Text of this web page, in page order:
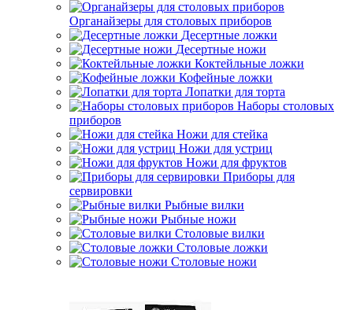
Органайзеры для столовых приборов
Десертные ложки
Десертные ножи
Коктейльные ложки
Кофейные ложки
Лопатки для торта
Наборы столовых
приборов
Ножи для стейка
Ножи для устриц
Ножи для фруктов
Приборы для
сервировки
Рыбные вилки
Рыбные ножи
Столовые вилки
Столовые ложки
Столовые ножи